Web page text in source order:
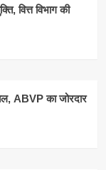
वित्त विभाग की
ABVP का जोरदार